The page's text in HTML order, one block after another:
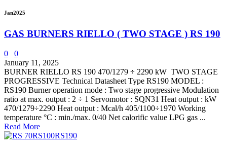
Jan2025
GAS BURNERS RIELLO ( TWO STAGE ) RS 190
0
0
January 11, 2025
BURNER RIELLO RS 190 470/1279 ÷ 2290 kW TWO STAGE
PROGRESSIVE Technical Datasheet Type RS190 MODEL :
RS190 Burner operation mode : Two stage progressive Modulation
ratio at max. output : 2 ÷ 1 Servomotor : SQN31 Heat output : kW
470/1279÷2290 Heat output : Mcal/h 405/1100÷1970 Working
temperature °C : min./max. 0/40 Net calorific value LPG gas ...
Read More